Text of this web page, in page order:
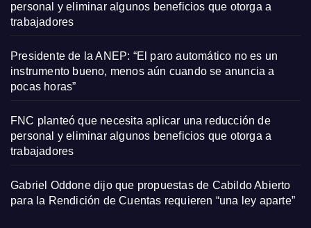
personal y eliminar algunos beneficios que otorga a
trabajadores
Presidente de la ANEP: “El paro automático no es un
instrumento bueno, menos aún cuando se anuncia a
pocas horas”
FNC planteó que necesita aplicar una reducción de
personal y eliminar algunos beneficios que otorga a
trabajadores
Gabriel Oddone dijo que propuestas de Cabildo Abierto
para la Rendición de Cuentas requieren “una ley aparte”